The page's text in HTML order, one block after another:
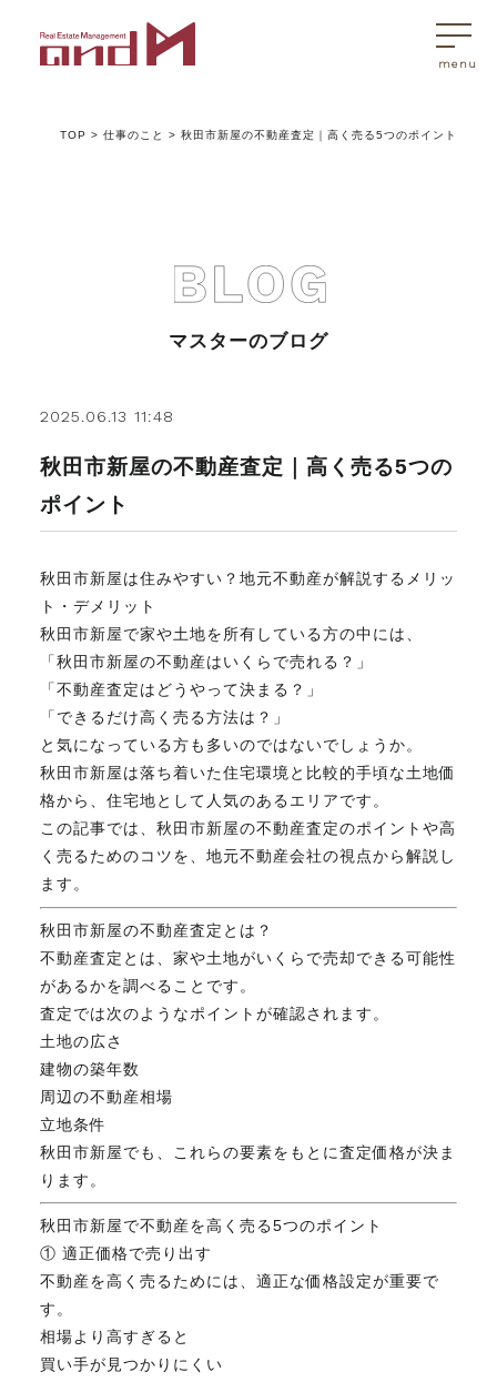
トップページ
アンドエムが選ばれる理由
不動産売買Q&A
マスターおすすめ物件
スタッフ紹介
マスターのブログ
018-853-5780
土曜10:00－15:00（要予約）
TOP >仕事のこと >秋田市新屋の不動産査定｜高く売る5つのポイント
マスターのブログ
2025.06.13 11:48
秋田市新屋の不動産査定｜高く売る5つの
ポイント
秋田市新屋は住みやすい？地元不動産が解説するメリッ
ト・デメリット
秋田市新屋で家や土地を所有している方の中には、
「秋田市新屋の不動産はいくらで売れる？」
「不動産査定はどうやって決まる？」
「できるだけ高く売る方法は？」
と気になっている方も多いのではないでしょうか。
秋田市新屋は落ち着いた住宅環境と比較的手頃な土地価
格から、住宅地として人気のあるエリアです。
この記事では、秋田市新屋の不動産査定のポイントや高
く売るためのコツを、地元不動産会社の視点から解説し
ます。
秋田市新屋の不動産査定とは？
不動産査定とは、家や土地がいくらで売却できる可能性
があるかを調べることです。
査定では次のようなポイントが確認されます。
土地の広さ
建物の築年数
周辺の不動産相場
立地条件
秋田市新屋でも、これらの要素をもとに査定価格が決ま
ります。
秋田市新屋で不動産を高く売る5つのポイント
① 適正価格で売り出す
不動産を高く売るためには、適正な価格設定が重要で
す。
相場より高すぎると
買い手が見つかりにくい